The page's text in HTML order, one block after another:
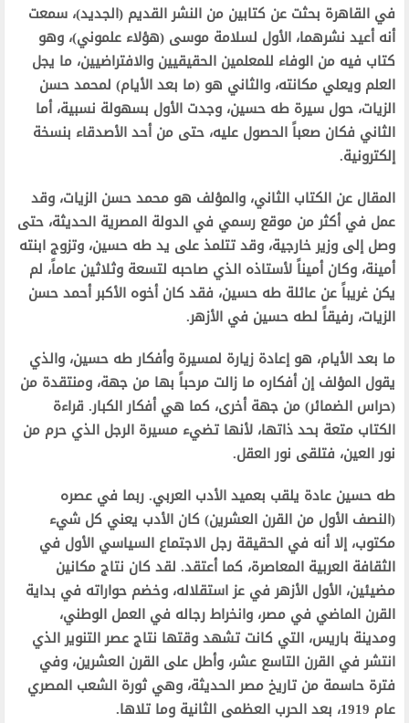
في القاهرة بحثت عن كتابين من النشر القديم (الجديد)، سمعت
أنه أعيد نشرهما، الأول لسلامة موسى (هؤلاء علموني)، وهو
كتاب فيه من الوفاء للمعلمين الحقيقيين والافتراضيين، ما يجل
العلم ويعلي مكانته، والثاني هو (ما بعد الأيام) لمحمد حسن
الزيات، حول سيرة طه حسين، وجدت الأول بسهولة نسبية، أما
الثاني فكان صعباً الحصول عليه، حتى من أحد الأصدقاء بنسخة
إلكترونية.
المقال عن الكتاب الثاني، والمؤلف هو محمد حسن الزيات، وقد
عمل في أكثر من موقع رسمي في الدولة المصرية الحديثة، حتى
وصل إلى وزير خارجية، وقد تتلمذ على يد طه حسين، وتزوج ابنته
أمينة، وكان أميناً لأستاذه الذي صاحبه لتسعة وثلاثين عاماً، لم
يكن غريباً عن عائلة طه حسين، فقد كان أخوه الأكبر أحمد حسن
الزيات، رفيقاً لطه حسين في الأزهر.
ما بعد الأيام، هو إعادة زيارة لمسيرة وأفكار طه حسين، والذي
يقول المؤلف إن أفكاره ما زالت مرحباً بها من جهة، ومنتقدة من
(حراس الضمائر) من جهة أخرى، كما هي أفكار الكبار. قراءة
الكتاب متعة بحد ذاتها، لأنها تضيء مسيرة الرجل الذي حرم من
نور العين، فتلقى نور العقل.
طه حسين عادة يلقب بعميد الأدب العربي. ربما في عصره
(النصف الأول من القرن العشرين) كان الأدب يعني كل شيء
مكتوب، إلا أنه في الحقيقة رجل الاجتماع السياسي الأول في
الثقافة العربية المعاصرة، كما أعتقد. لقد كان نتاج مكانين
مضيئين، الأول الأزهر في عز استقلاله، وخضم حواراته في بداية
القرن الماضي في مصر، وانخراط رجاله في العمل الوطني،
ومدينة باريس، التي كانت تشهد وقتها نتاج عصر التنوير الذي
انتشر في القرن التاسع عشر، وأطل على القرن العشرين، وفي
فترة حاسمة من تاريخ مصر الحديثة، وهي ثورة الشعب المصري
عام 1919، بعد الحرب العظمى الثانية وما تلاها.